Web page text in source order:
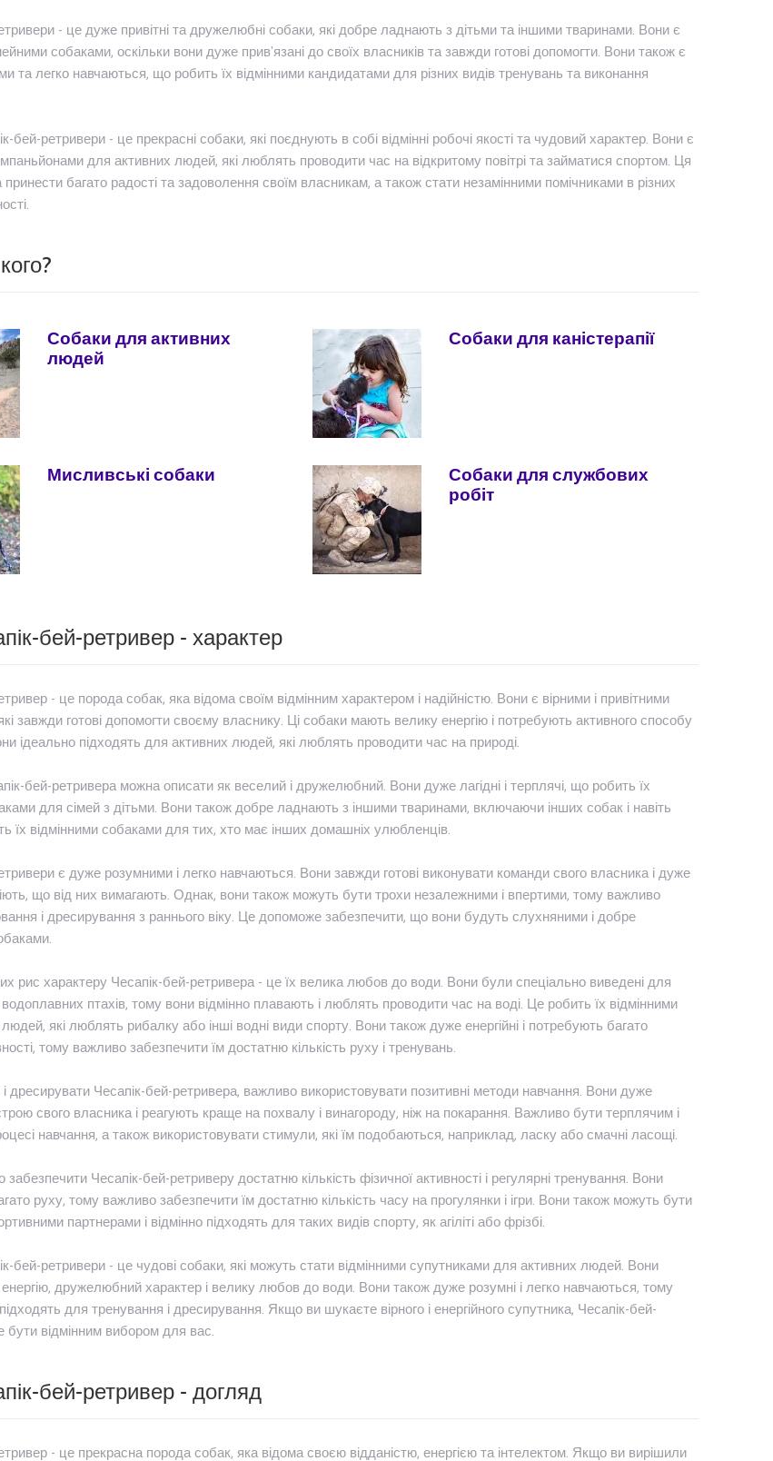
- це дуже привітні та дружелюбні собаки, які добре ладнають з дітьми та іншими тваринами. Вони є
собаками, оскільки вони дуже прив'язані до своїх власників та завжди готові допомогти. Вони також є
та легко навчаються, що робить їх відмінними кандидатами для різних видів тренувань та виконання
бей-ретривери - це прекрасні собаки, які поєднують в собі відмінні робочі якості та чудовий характер. Вони є
для активних людей, які люблять проводити час на відкритому повітрі та займатися спортом. Ця
багато радості та задоволення своїм власникам, а також стати незамінними помічниками в різних
Собаки для активних
людей
Собаки для каністерапії
Мисливські собаки
Собаки для службових
робіт
бей-ретривер - характер
- це порода собак, яка відома своїм відмінним характером і надійністю. Вони є вірними і привітними
завжди готові допомогти своєму власнику. Ці собаки мають велику енергію і потребують активного способу
ідеально підходять для активних людей, які люблять проводити час на природі.
бей-ретривера можна описати як веселий і дружелюбний. Вони дуже лагідні і терплячі, що робить їх
для сімей з дітьми. Вони також добре ладнають з іншими тваринами, включаючи інших собак і навіть
їх відмінними собаками для тих, хто має інших домашніх улюбленців.
є дуже розумними і легко навчаються. Вони завжди готові виконувати команди свого власника і дуже
що від них вимагають. Однак, вони також можуть бути трохи незалежними і впертими, тому важливо
і дресирування з раннього віку. Це допоможе забезпечити, що вони будуть слухняними і добре
рис характеру Чесапік-бей-ретривера - це їх велика любов до води. Вони були спеціально виведені для
птахів, тому вони відмінно плавають і люблять проводити час на воді. Це робить їх відмінними
які люблять рибалку або інші водні види спорту. Вони також дуже енергійні і потребують багато
тому важливо забезпечити їм достатню кількість руху і тренувань.
дресирувати Чесапік-бей-ретривера, важливо використовувати позитивні методи навчання. Вони дуже
свого власника і реагують краще на похвалу і винагороду, ніж на покарання. Важливо бути терплячим і
навчання, а також використовувати стимули, які їм подобаються, наприклад, ласку або смачні ласощі.
Чесапік-бей-ретриверу достатню кількість фізичної активності і регулярні тренування. Вони
руху, тому важливо забезпечити їм достатню кількість часу на прогулянки і ігри. Вони також можуть бути
партнерами і відмінно підходять для таких видів спорту, як агіліті або фрізбі.
бей-ретривери - це чудові собаки, які можуть стати відмінними супутниками для активних людей. Вони
дружелюбний характер і велику любов до води. Вони також дуже розумні і легко навчаються, тому
для тренування і дресирування. Якщо ви шукаєте вірного і енергійного супутника, Чесапік-бей-
бути відмінним вибором для вас.
бей-ретривер - догляд
- це прекрасна порода собак, яка відома своєю відданістю, енергією та інтелектом. Якщо ви вирішили